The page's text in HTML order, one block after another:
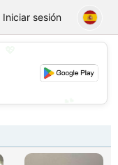
Chat
Iniciar sesión